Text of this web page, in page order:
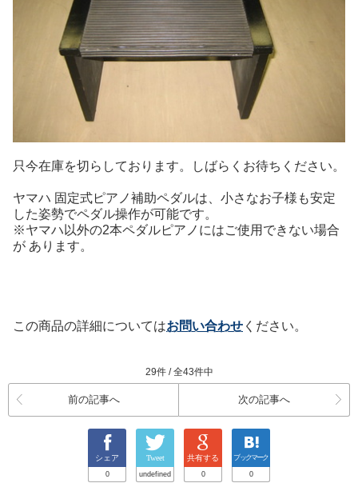
只今在庫を切らしております。しばらくお待ちください。
ヤマハ 固定式ピアノ補助ペダルは、小さなお子様も安定
した姿勢でペダル操作が可能です。
※ヤマハ以外の2本ペダルピアノにはご使用できない場合
が あります。
この商品の詳細についてはお問い合わせ ください。
29件 / 全43件中
前の記事へ 次の記事へ
シェア
0
Tweet
undefined
共有する
0
ブックマーク
0